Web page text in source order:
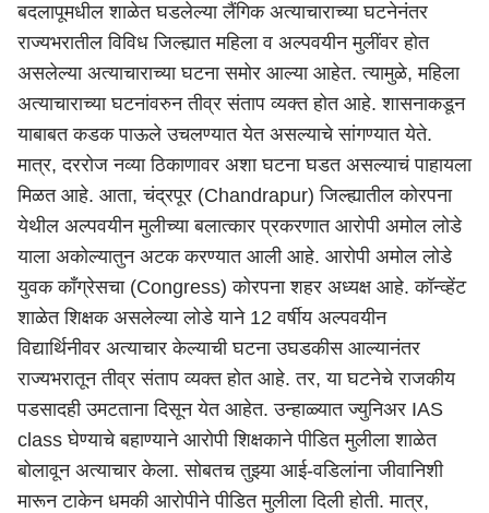
बदलापूमधील शाळेत घडलेल्या लैंगिक अत्याचाराच्या घटनेनंतर
राज्यभरातील विविध जिल्ह्यात महिला व अल्पवयीन मुलींवर होत
असलेल्या अत्याचाराच्या घटना समोर आल्या आहेत. त्यामुळे, महिला
अत्याचाराच्या घटनांवरुन तीव्र संताप व्यक्त होत आहे. शासनाकडून
याबाबत कडक पाऊले उचलण्यात येत असल्याचे सांगण्यात येते.
मात्र, दररोज नव्या ठिकाणावर अशा घटना घडत असल्याचं पाहायला
मिळत आहे. आता,चंद्रपूर (Chandrapur) जिल्ह्यातील कोरपना
येथील अल्पवयीन मुलीच्या बलात्कार प्रकरणात आरोपी अमोल लोडे
याला अकोल्यातुन अटक करण्यात आली आहे. आरोपी अमोल लोडे
युवककाँग्रेसचा (Congress) कोरपना शहर अध्यक्ष आहे. कॉन्व्हेंट
शाळेत शिक्षक असलेल्या लोडे याने 12 वर्षीय अल्पवयीन
विद्यार्थिनीवर अत्याचार केल्याची घटना उघडकीस आल्यानंतर
राज्यभरातून तीव्र संताप व्यक्त होत आहे. तर, या घटनेचे राजकीय
पडसादही उमटताना दिसून येत आहेत. उन्हाळ्यात ज्युनिअर IAS
class घेण्याचे बहाण्याने आरोपी शिक्षकाने पीडित मुलीला शाळेत
बोलावून अत्याचार केला. सोबतच तुझ्या आई-वडिलांना जीवानिशी
मारून टाकेन धमकी आरोपीने पीडित मुलीला दिली होती. मात्र,